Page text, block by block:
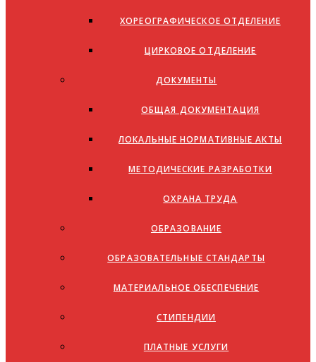
ХОРЕОГРАФИЧЕСКОЕ ОТДЕЛЕНИЕ
ЦИРКОВОЕ ОТДЕЛЕНИЕ
ДОКУМЕНТЫ
ОБЩАЯ ДОКУМЕНТАЦИЯ
ЛОКАЛЬНЫЕ НОРМАТИВНЫЕ АКТЫ
МЕТОДИЧЕСКИЕ РАЗРАБОТКИ
ОХРАНА ТРУДА
ОБРАЗОВАНИЕ
ОБРАЗОВАТЕЛЬНЫЕ СТАНДАРТЫ
МАТЕРИАЛЬНОЕ ОБЕСПЕЧЕНИЕ
СТИПЕНДИИ
ПЛАТНЫЕ УСЛУГИ